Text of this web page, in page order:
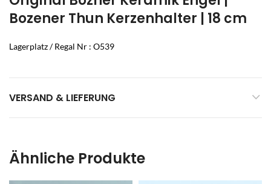
Bozener Thun Kerzenhalter | 18 cm
Lagerplatz / Regal Nr : O539
VERSAND & LIEFERUNG
Ähnliche Produkte